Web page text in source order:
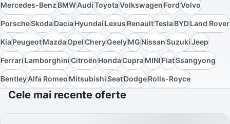
Mercedes-BenzBMWAudiToyotaVolkswagenFordVolvo
PorscheSkodaDaciaHyundaiLexusRenaultTeslaBYDLand Rover
KiaPeugeotMazdaOpelCheryGeelyMGNissanSuzukiJeep
FerrariLamborghiniCitroënHondaCupraMINIFiatSsangyong
BentleyAlfa RomeoMitsubishiSeatDodgeRolls-Royce
Cele mai recente oferte